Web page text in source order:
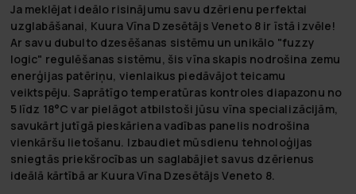
Ja meklējat ideālo risinājumu savu dzērienu perfektai
uzglabāšanai, Kuura Vīna Dzesētājs Veneto 8 ir īstā izvēle!
Ar savu dubulto dzesēšanas sistēmu un unikālo "fuzzy
logic" regulēšanas sistēmu, šis vīna skapis nodrošina zemu
enerģijas patēriņu, vienlaikus piedāvājot teicamu
veiktspēju. Saprātīgo temperatūras kontroles diapazonu no
5 līdz 18°C var pielāgot atbilstoši jūsu vīna specializācijām,
savukārt jutīgā pieskāriena vadības panelis nodrošina
vienkāršu lietošanu. Izbaudiet mūsdienu tehnoloģijas
sniegtās priekšrocības un saglabājiet savus dzērienus
ideālā kārtībā ar Kuura Vīna Dzesētājs Veneto 8.